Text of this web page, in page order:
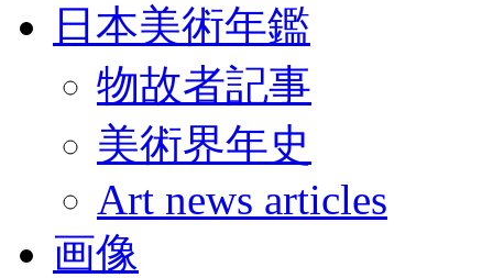
日本美術年鑑
物故者記事
美術界年史
Art news articles
画像